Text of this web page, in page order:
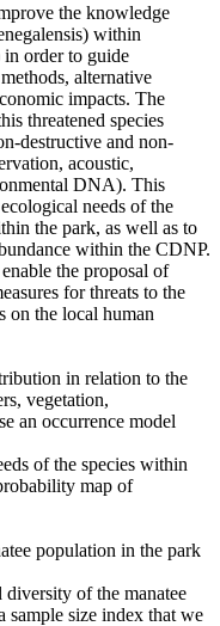
the knowledge
within
order to guide
alternative
impacts. The
threatened species
destructive and non-
acoustic,
DNA). This
needs of the
the park, as well as to
within the CDNP.
the proposal of
for threats to the
on the local human
in relation to the
vegetation,
an occurrence model
of the species within
map of
population in the park
of the manatee
size index that we